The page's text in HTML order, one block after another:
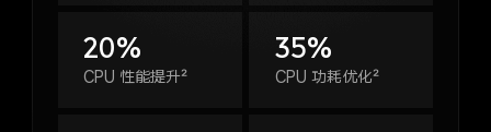
20%
CPU 性能提升²
35%
CPU 功耗优化²